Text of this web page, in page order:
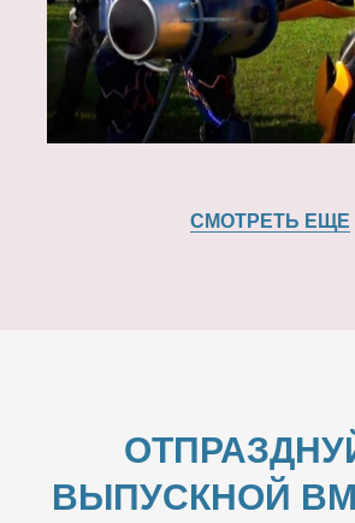
СМОТРЕТЬ ЕЩЕ
ВЫПУСКНОЙ